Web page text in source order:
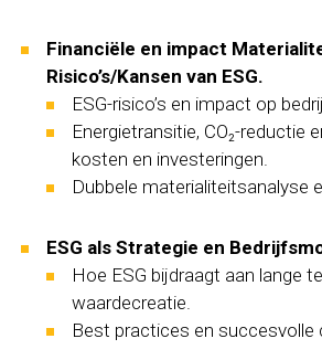
Financiële en impact
Risico’s/Kansen van ESG.
ESG-risico’s en impact op
Energietransitie, CO₂-reductie
kosten en investeringen.
Dubbele materialiteitsanalyse
ESG als Strategie en
Hoe ESG bijdraagt aan lange
waardecreatie.
Best practices en succesvolle